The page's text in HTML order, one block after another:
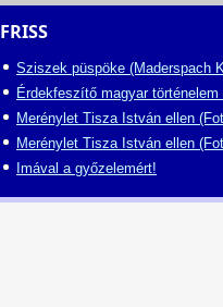
FRISS
Sziszek püspöke (Maderspach
Érdekfeszítő magyar
Merénylet Tisza István ellen
Merénylet Tisza István ellen
Imával a győzelemért!